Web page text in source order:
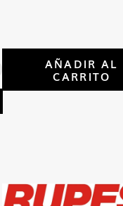
AÑADIR AL
CARRITO